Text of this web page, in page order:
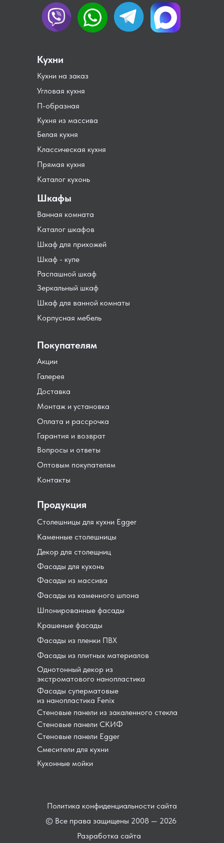
© Все права защищены 2008 — 2026
Политика конфиденциальности сайта
Разработка сайта
Стеновые панели из закаленного стекла
Гарантия и возврат
Монтаж и установка
Доставка
Оплата и рассрочка
Оптовым покупателям
Контакты
Вопросы и ответы
Фасады для кухонь
Каменные столешницы
Столешницы для кухни Egger
Декор для столещниц
Шпонированные фасады
Фасады из массива
Фасады из каменного шпона
Крашеные фасады
Фасады из пленки ПВХ
Фасады из плитных материалов
Однотонный декор из
экстроматового нанопластика
Фасады суперматовые
из нанопластика Fenix
Стеновые панели СКИФ
Стеновые панели Egger
Кухонные мойки
Распашной шкаф
Шкаф для прихожей
Шкаф - купе
Каталог шкафов
Шкаф для ванной комнаты
Зеркальный шкаф
Корпусная мебель
Ванная комната
Акции
Кухня из массива
Угловая кухня
Кухни на заказ
П-образная
Классическая кухня
Белая кухня
Галерея
Покупателям
Кухни
Шкафы
Продукция
Смесители для кухни
Прямая кухня
Каталог кухонь